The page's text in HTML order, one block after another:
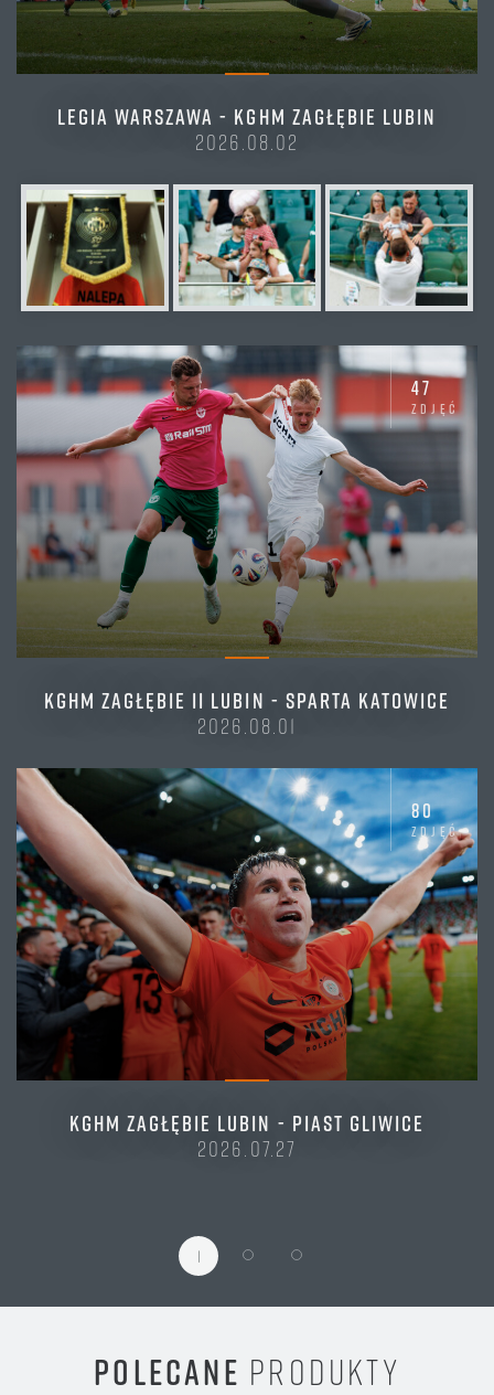
LEGIA WARSZAWA - KGHM ZAGŁĘBIE LUBIN
2026.08.02
47
zdjęć
KGHM ZAGŁĘBIE II LUBIN - SPARTA KATOWICE
2026.08.01
80
zdjęć
KGHM ZAGŁĘBIE LUBIN - PIAST GLIWICE
2026.07.27
1
POLECANE PRODUKTY